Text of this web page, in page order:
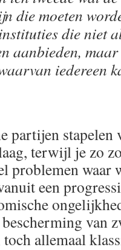
die moeten
die niet
aanbieden,
iedereen
partijen stapelen
terwijl je zo
problemen waar
een
van
allemaal